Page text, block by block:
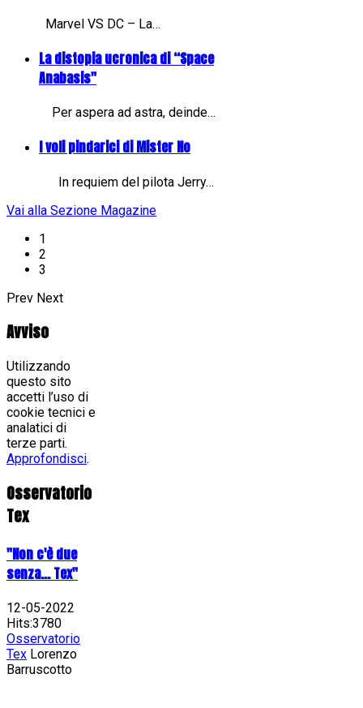
Marvel VS DC – La…
La distopia ucronica di “Space
Anabasis"
Per aspera ad astra, deinde…
I voli pindarici di Mister No
In requiem del pilota Jerry…
Vai alla Sezione Magazine
1
2
3
Prev Next
Avviso
Utilizzando
questo sito
accetti l’uso di
cookie tecnici e
analatici di
terze parti.
Approfondisci.
Osservatorio
Tex
"Non c'è due
senza... Tex"
12-05-2022
Hits:3780
Osservatorio
Tex Lorenzo
Barruscotto